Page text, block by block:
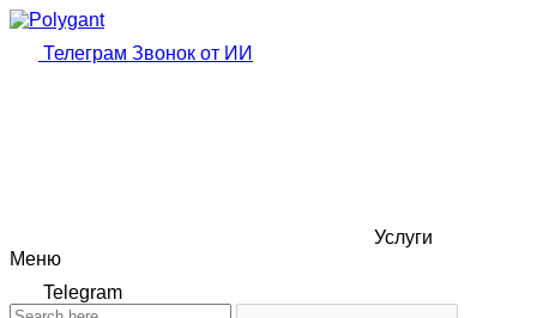
Телеграм Звонок от ИИ
Услуги
Меню
Telegram